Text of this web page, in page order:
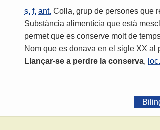
s. f. ant. Colla, grup de persones que
Substància alimentícia que està
permet que es conserve molt de temps
Nom que es donava en el sigle XX al
Llançar-se a perdre la conserva, loc.